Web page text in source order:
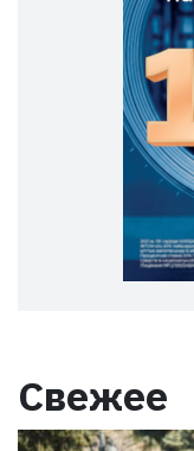
Свежее